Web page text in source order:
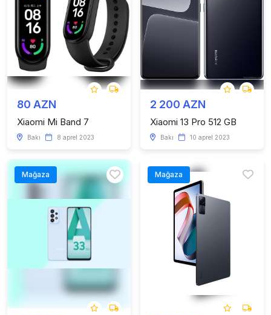
80 AZN
Xiaomi Mi Band 7
Bakı 8 aprel 2023
2 200 AZN
Xiaomi 13 Pro 512 GB
Bakı 10 aprel 2023
Mağaza Mağaza